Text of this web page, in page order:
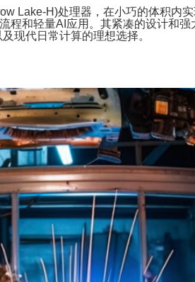
Lake-H)处理器，在小巧的体积内
和轻量AI应用。其紧凑的设计和
现代日常计算的理想选择。